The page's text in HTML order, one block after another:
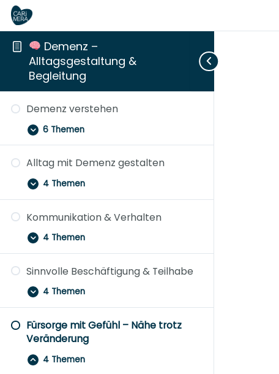
​ Demenz –
Alltagsgestaltung &
Begleitung
Demenz verstehen
Aufklappen
Demenz
verstehen
6 Themen
Alltag mit Demenz gestalten
Aufklappen
Alltag
mit
Demenz
gestalten
4 Themen
Kommunikation & Verhalten
Aufklappen
Kommunikation
&
Verhalten
4 Themen
Sinnvolle Beschäftigung & Teilhabe
Aufklappen
Sinnvolle
Beschäftigung
&
Teilhabe
4 Themen
Fürsorge mit Gefühl – Nähe trotz
Veränderung
Zuklappen
Fürsorge
mit
Gefühl
–
Nähe
trotz
4 Themen
Aufklappen
Entlastung
für
Begleitende